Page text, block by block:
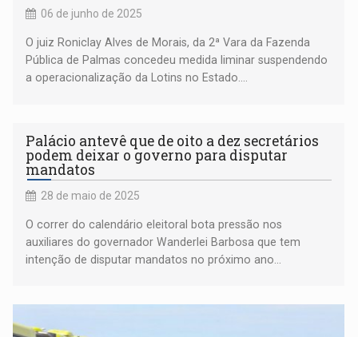
06 de junho de 2025
O juiz Roniclay Alves de Morais, da 2ª Vara da Fazenda
Pública de Palmas concedeu medida liminar suspendendo
a operacionalização da Lotins no Estado....
Palácio antevê que de oito a dez secretários
podem deixar o governo para disputar
mandatos
28 de maio de 2025
O correr do calendário eleitoral bota pressão nos
auxiliares do governador Wanderlei Barbosa que tem
intenção de disputar mandatos no próximo ano...